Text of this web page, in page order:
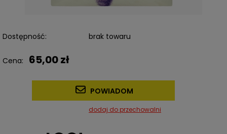
Dostępność: brak towaru
Cena: 65,00 zł
POWIADOM
dodaj do przechowalni